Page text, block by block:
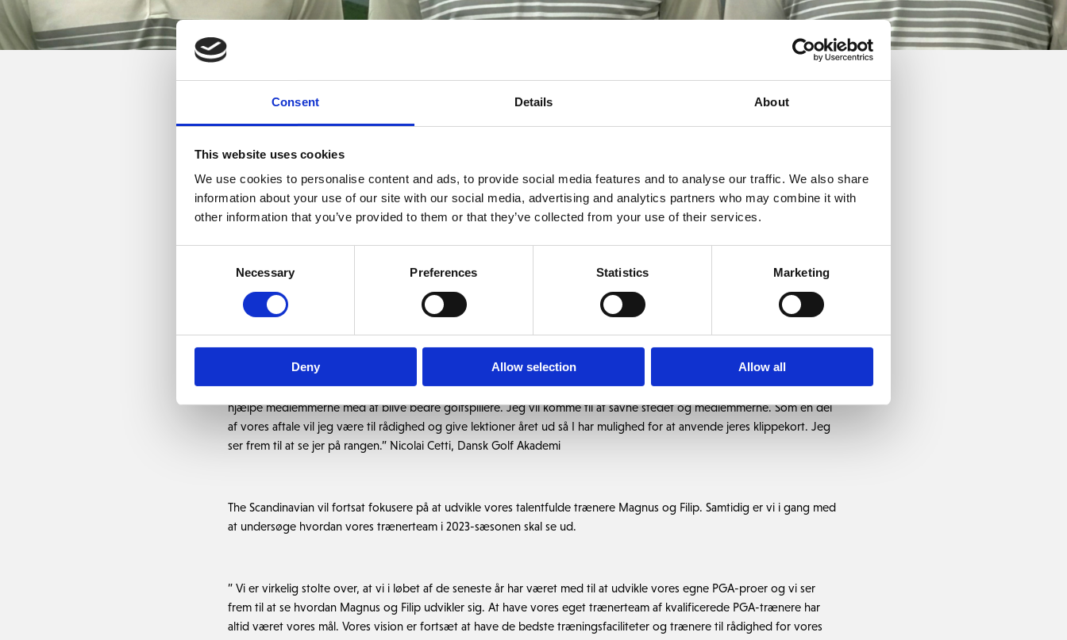
Consent Details About
This website uses cookies
We use cookies to personalise content and ads, to provide social media features and to analyse our traffic. We also share
information about your use of our site with our social media, advertising and analytics partners who may combine it with
other information that you’ve provided to them or that they’ve collected from your use of their services.
Necessary Preferences Statistics Marketing
Deny Allow selection Allow all
I 2017 kom Peter Thomsen, Andreas Kali & Nicolai Cetti til The Scandinavian og de har været en del af vores
trænerteam. I de senere år har Peter valgt at fokusere på andet end at være golftræner. Andreas har fokuseret på at
udvikle unge talentfulde golfspillere med stor succes og Nicolai har været involveret i den daglige træning af klubbens
”Jeg har været rigtig glad for at være en del af træner-teamet på The Scandinavian og det har været en stor glæde at
hjælpe medlemmerne med at blive bedre golfspillere. Jeg vil komme til at savne stedet og medlemmerne. Som en del
af vores aftale vil jeg være til rådighed og give lektioner året ud så I har mulighed for at anvende jeres klippekort. Jeg
ser frem til at se jer på rangen.” Nicolai Cetti, Dansk Golf Akademi
The Scandinavian vil fortsat fokusere på at udvikle vores talentfulde trænere Magnus og Filip. Samtidig er vi i gang med
at undersøge hvordan vores trænerteam i 2023-sæsonen skal se ud.
” Vi er virkelig stolte over, at vi i løbet af de seneste år har været med til at udvikle vores egne PGA-proer og vi ser
frem til at se hvordan Magnus og Filip udvikler sig. At have vores eget trænerteam af kvalificerede PGA-trænere har
altid været vores mål. Vores vision er fortsæt at have de bedste træningsfaciliteter og trænere til rådighed for vores